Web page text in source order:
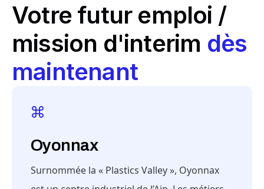
Votre futur emploi /
mission d'interim dès
maintenant
Oyonnax
Surnommée la « Plastics Valley », Oyonnax